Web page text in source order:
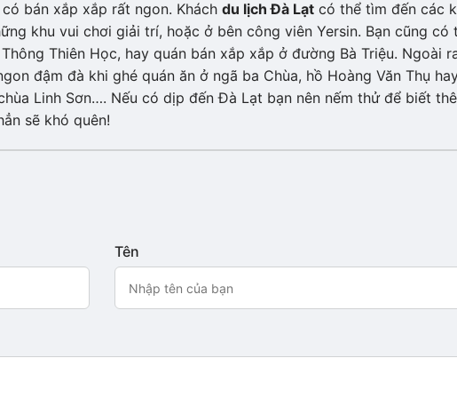
bán xắp xắp rất ngon. Khách du lịch Đà Lạt có thể tìm đến các
khu vui chơi giải trí, hoặc ở bên công viên Yersin. Bạn cũng có
Thiên Học, hay quán bán xắp xắp ở đường Bà Triệu. Ngoài
đậm đà khi ghé quán ăn ở ngã ba Chùa, hồ Hoàng Văn Thụ
Linh Sơn…. Nếu có dịp đến Đà Lạt bạn nên nếm thử để biết
sẽ khó quên!
Tên